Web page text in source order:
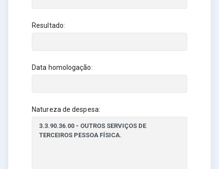
Resultado:
Data homologação:
Natureza de despesa: